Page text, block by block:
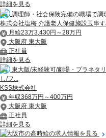
詳細を見る
調理師・社会保険完備の職場で調
株式会社塩梅 介護老人保健施設玉串
月給23万3,430円～28万円
大阪府 東大阪
正社員
詳細を見る
東大阪/未経験可/劇場・プラネタ
し/フ...
KSS株式会社
年収368万円～400万円
大阪府 東大阪
正社員
詳細を見る
東大阪市の高時給の求人情報を見る